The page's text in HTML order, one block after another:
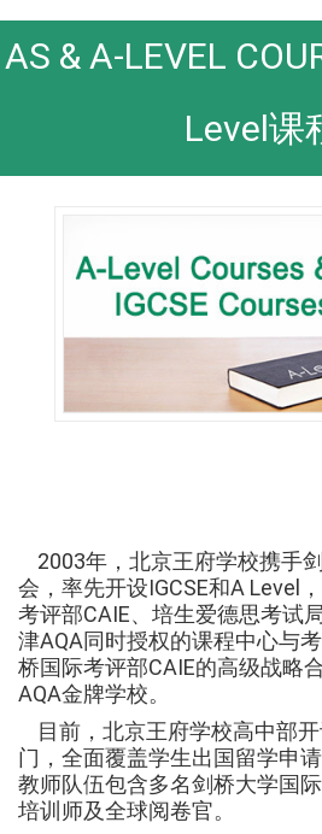
AS & A-LEVEL
Level课
2003年，北京王府学校携手
会，率先开设IGCSE和A Level
考评部CAIE、培生爱德思考试
津AQA同时授权的课程中心与
桥国际考评部CAIE的高级战略
AQA金牌学校。
目前，北京王府学校高中部
门，全面覆盖学生出国留学申
教师队伍包含多名剑桥大学国
培训师及全球阅卷官。